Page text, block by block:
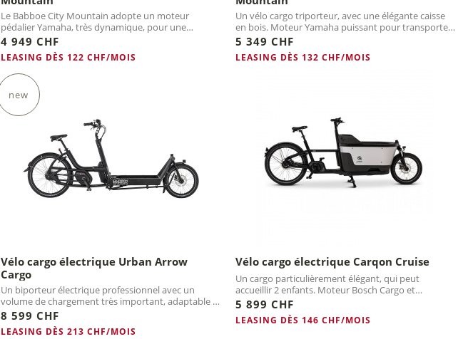
Le Babboe City Mountain adopte un moteur
pédalier Yamaha, très dynamique, pour une
conduite plus plaisante !
4 949 CHF
LEASING DÈS 122 CHF/MOIS
Un vélo cargo triporteur, avec une élégante caisse
en bois. Moteur Yamaha puissant pour transporter
sa petite...
5 349 CHF
LEASING DÈS 132 CHF/MOIS
new
Vélo cargo électrique Urban Arrow
Cargo
Un biporteur électrique professionnel avec un
volume de chargement très important, adaptable à
la carte grâce aux...
8 599 CHF
LEASING DÈS 213 CHF/MOIS
Vélo cargo électrique Carqon Cruise
Un cargo particulièrement élégant, qui peut
accueillir 2 enfants. Moteur Bosch Cargo et
PowerPack 500.
5 899 CHF
LEASING DÈS 146 CHF/MOIS